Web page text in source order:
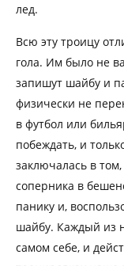
лед.
Всю эту троицу
гола. Им было не
запишут шайбу и
физически не
в футбол или
побеждать, и
заключалась в
соперника в
панику и,
шайбу. Каждый из
самом себе, и